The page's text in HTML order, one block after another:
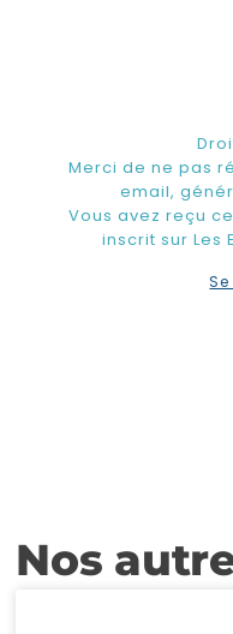
Merci de ne pas
email,
Vous avez reçu
inscrit sur Les
Nos